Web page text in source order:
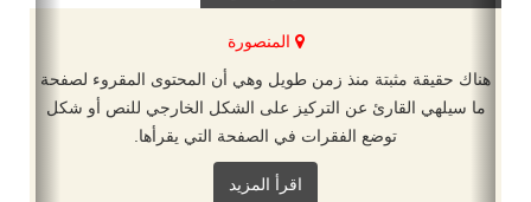
المنصورة
هناك حقيقة مثبتة منذ زمن طويل وهي أن المحتوى المقروء لصفحة
ما سيلهي القارئ عن التركيز على الشكل الخارجي للنص أو شكل
توضع الفقرات في الصفحة التي يقرأها.
اقرأ المزيد